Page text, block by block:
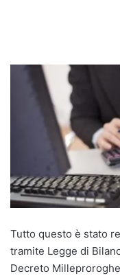
Tutto questo è stato
tramite Legge di
Decreto